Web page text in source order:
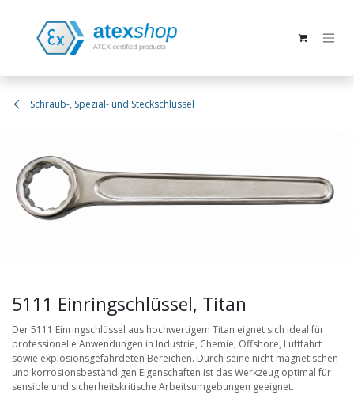
Schraub-, Spezial- und Steckschlüssel
5111 Einringschlüssel, Titan
Der 5111 Einringschlüssel aus hochwertigem Titan eignet sich ideal für
professionelle Anwendungen in Industrie, Chemie, Offshore, Luftfahrt
sowie explosionsgefährdeten Bereichen. Durch seine nicht magnetischen
und korrosionsbeständigen Eigenschaften ist das Werkzeug optimal für
sensible und sicherheitskritische Arbeitsumgebungen geeignet.